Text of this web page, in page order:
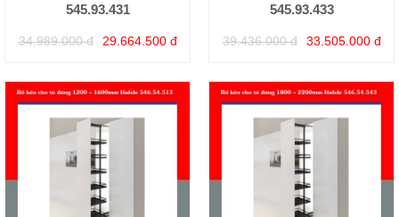
545.93.431
34.989.000 đ 29.664.500 đ
545.93.433
39.436.000 đ 33.505.000 đ